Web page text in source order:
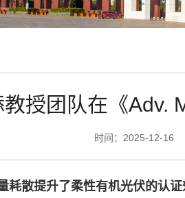
授团队在《Adv.
时间：2025-12-16
耗散提升了柔性有机光伏的认